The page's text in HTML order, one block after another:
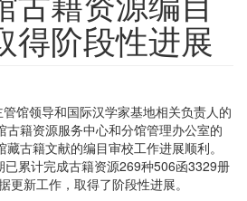
得阶段性进展
馆领导和国际汉学家基地相关负责人的
古籍资源服务中心和分馆管理办公室的
古籍文献的编目审校工作进展顺利。
累计完成古籍资源269种506函3329册
更新工作，取得了阶段性进展。